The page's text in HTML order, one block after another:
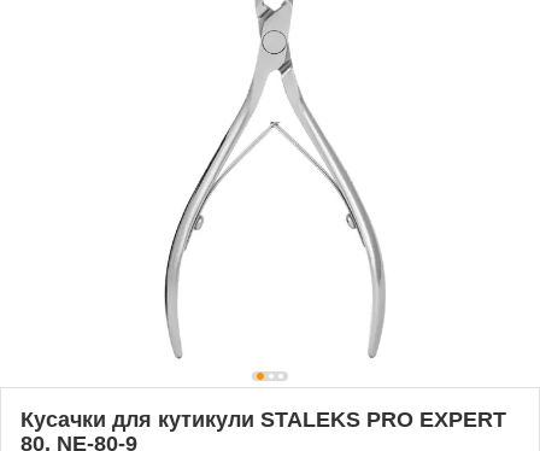
Кусачки для кутикули STALEKS PRO EXPERT
80, NE-80-9